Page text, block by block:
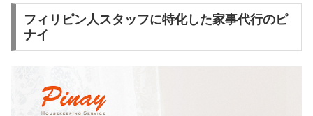
フィリピン人スタッフに特化した家事代行のピ
ナイ